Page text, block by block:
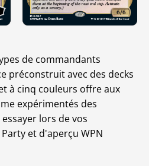
de commandants
préconstruit avec des decks
à cinq couleurs offre aux
expérimentés des
lors de vos
et d'aperçu WPN